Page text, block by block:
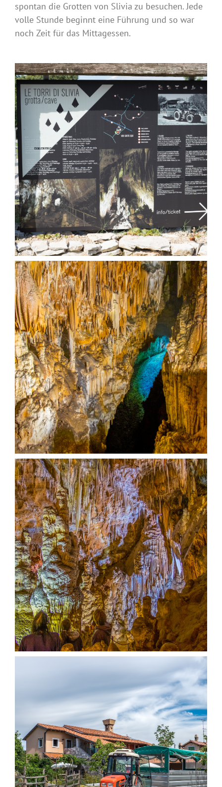
spontan die Grotten von Slivia zu besuchen. Jede
volle Stunde beginnt eine Führung und so war
noch Zeit für das Mittagessen.